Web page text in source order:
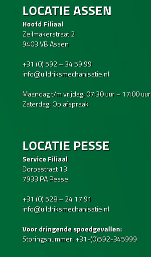
LOCATIE ASSEN
Hoofd Filiaal
Zeilmakerstraat 2
9403 VB Assen
+31 (0) 592 – 34 59 99
info@uildriksmechanisatie.nl
Maandag t/m vrijdag: 07:30 uur – 17:00 uur
Zaterdag: Op afspraak
LOCATIE PESSE
Service Filiaal
Dorpsstraat 13
7933 PA Pesse
+31 (0) 528 – 24 17 91
info@uildriksmechanisatie.nl
Voor dringende spoedgevallen:
Storingsnummer: +31-(0)592-345999